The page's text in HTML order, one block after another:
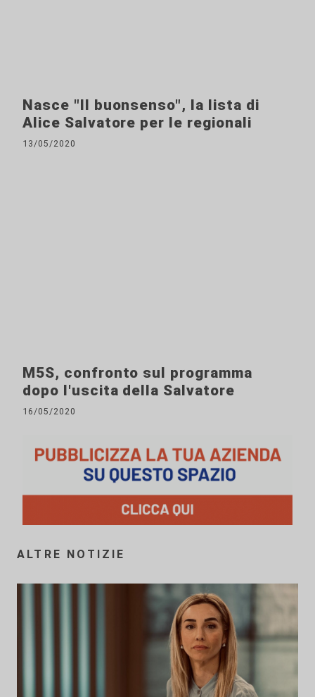
Nasce "Il buonsenso", la lista di
Alice Salvatore per le regionali
13/05/2020
M5S, confronto sul programma
dopo l'uscita della Salvatore
16/05/2020
ALTRE NOTIZIE